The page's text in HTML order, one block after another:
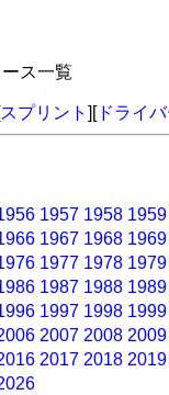
ス一覧
スプリント ][ドライ
1957 1958 1959
1967 1968 1969
1977 1978 1979
1987 1988 1989
1997 1998 1999
2007 2008 2009
2017 2018 2019